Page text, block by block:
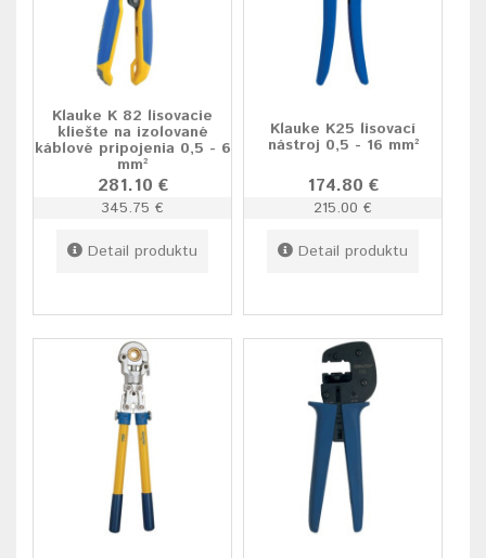
Klauke K 82 lisovacie
kliešte na izolované
káblové pripojenia 0,5 - 6
mm²
281.10 €
345.75 €
Detail produktu
Klauke K25 lisovací
nástroj 0,5 - 16 mm²
174.80 €
215.00 €
Detail produktu